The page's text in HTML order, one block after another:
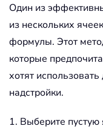
Один из
из нескольких
формулы. Этот
которые
хотят
надстройки.
1. Выберите пустую